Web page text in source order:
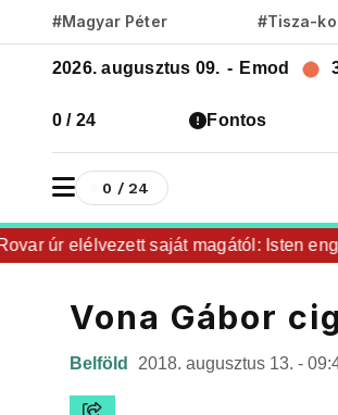
#Magyar Péter #Tisza-
2026. augusztus 09. - Emod
0 / 24 Fontos
0 / 24
úr elélvezett saját magától: Isten
Vona Gábor
Belföld 2018. augusztus 13. -